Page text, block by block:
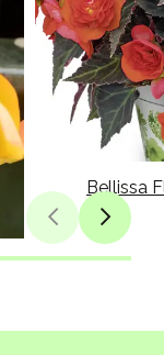
Bellissa